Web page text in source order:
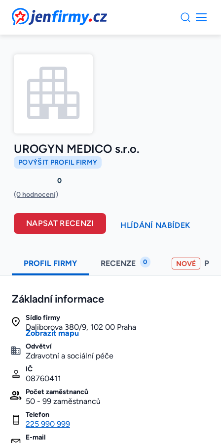
JenFirmy.cz
UROGYN MEDICO s.r.o.
POVÝŠIT PROFIL FIRMY
0
(0 hodnocení)
NAPSAT RECENZI HLÍDÁNÍ NABÍDEK
PROFIL FIRMY RECENZE 0 NOVÉ
Základní informace
Sídlo firmy
Daliborova 380/9, 102 00 Praha
Zobrazit mapu
Odvětví
Zdravotní a sociální péče
IČ
08760411
Počet zaměstnanců
50 - 99 zaměstnanců
Telefon
225 990 999
E-mail